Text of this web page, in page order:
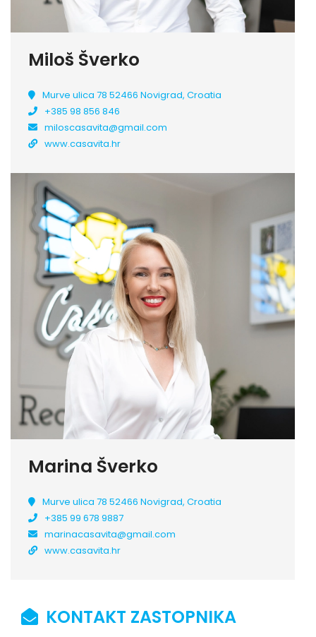
Miloš Šverko
Murve ulica 78 52466 Novigrad, Croatia
+385 98 856 846
miloscasavita@gmail.com
www.casavita.hr
Marina Šverko
Murve ulica 78 52466 Novigrad, Croatia
+385 99 678 9887
marinacasavita@gmail.com
www.casavita.hr
KONTAKT ZASTOPNIKA